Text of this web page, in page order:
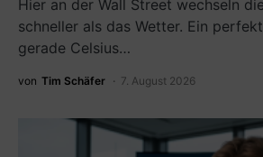
Hier an der Wall Street wechseln
schneller als das Wetter. Ein
gerade Celsius…
von Tim Schäfer 7. August 2026